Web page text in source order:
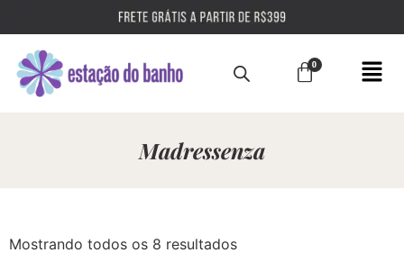
Madressenza
Mostrando todos os 8 resultados